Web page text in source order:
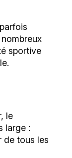
sportive
le
large :
de tous les